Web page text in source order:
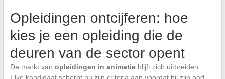
Opleidingen ontcijferen: hoe
kies je een opleiding die de
deuren van de sector opent
De markt van opleidingen in animatieblijft zich uitbreiden.
Elke kandidaat scherpt nu zijn criteria aan voordat hij zijn pad